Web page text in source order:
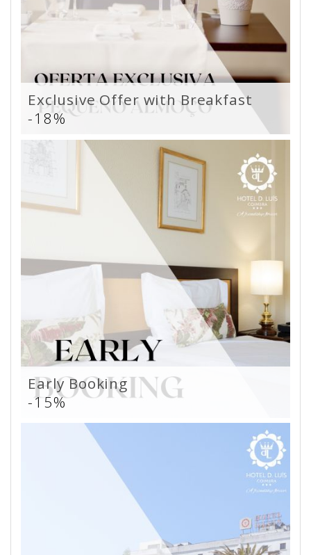
Exclusive Offer with Breakfast
-18%
Early Booking
-15%